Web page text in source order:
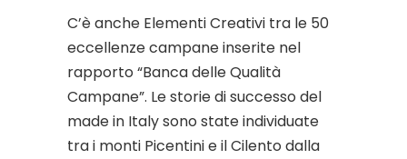
C’è anche Elementi Creativi tra le 50
eccellenze campane inserite nel
rapporto “Banca delle Qualità
Campane”. Le storie di successo del
made in Italy sono state individuate
tra i monti Picentini e il Cilento dalla